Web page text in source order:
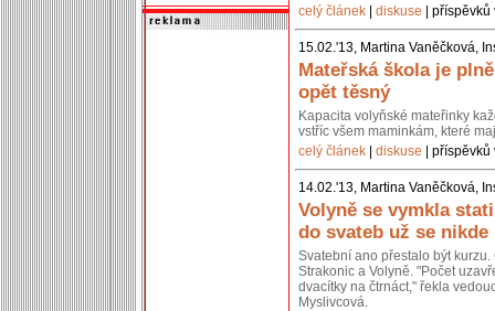
celý článek
diskuse |
15.02.'13, Martina Vaněčková,
Mateřská škola je
opět těsný
Kapacita volyňské mateřinky
vstříc všem maminkám, které
celý článek
diskuse |
14.02.'13, Martina Vaněčková,
Volyně se vymkla
do svateb už se nikde
Svatební ano přestalo být
Strakonic a Volyně. "Počet
dvacítky na čtrnáct," řekla
Myslivcová.